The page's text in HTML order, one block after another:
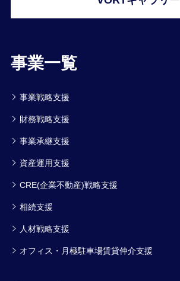
事業一覧
事業戦略支援
財務戦略支援
事業承継支援
資産運用支援
CRE(企業不動産)戦略支援
相続支援
人材戦略支援
オフィス・月極駐車場賃貸仲介支援